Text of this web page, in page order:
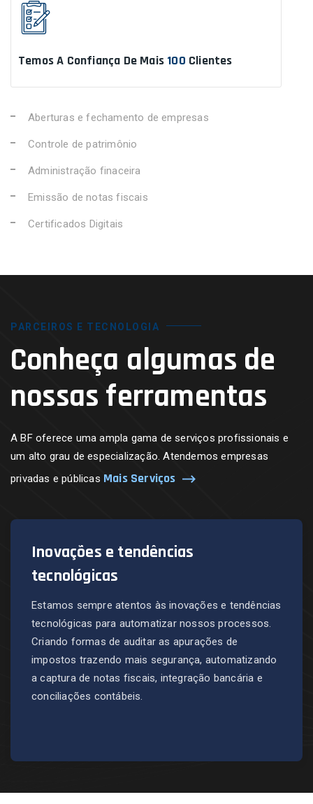
Temos A Confiança De Mais 100 Clientes
Aberturas e fechamento de empresas
Controle de patrimônio
Administração finaceira
Emissão de notas fiscais
Certificados Digitais
PARCEIROS E TECNOLOGIA
Conheça algumas de
nossas ferramentas
A BF oferece uma ampla gama de serviços profissionais e
um alto grau de especialização. Atendemos empresas
privadas e públicas Mais Serviços
Inovações e tendências
tecnológicas
Estamos sempre atentos às inovações e tendências
tecnológicas para automatizar nossos processos.
Criando formas de auditar as apurações de
impostos trazendo mais segurança, automatizando
a captura de notas fiscais, integração bancária e
conciliações contábeis.